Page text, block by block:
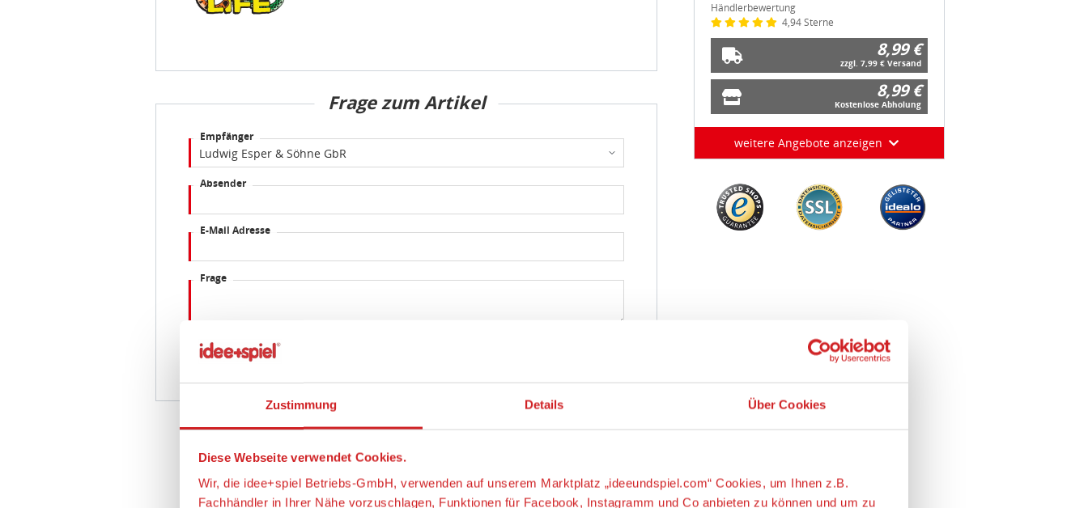
Zustimmung Details Über Cookies
Diese Webseite verwendet Cookies.
Wir, die idee+spiel Betriebs-GmbH, verwenden auf unserem Marktplatz „ideeundspiel.com“ Cookies, um Ihnen z.B.
Fachhändler in Ihrer Nähe vorzuschlagen, Funktionen für Facebook, Instagramm und Co anbieten zu können und um zu
Frage zum Artikel
Empfänger
Absender
E-Mail Adresse
Frage
Händlerbewertung
4,94 Sterne
8,99 €
zzgl. 7,99 € Versand
8,99 €
Kostenlose Abholung
weitere Angebote anzeigen